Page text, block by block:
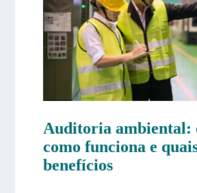
Auditoria ambiental:
como funciona e
benefícios